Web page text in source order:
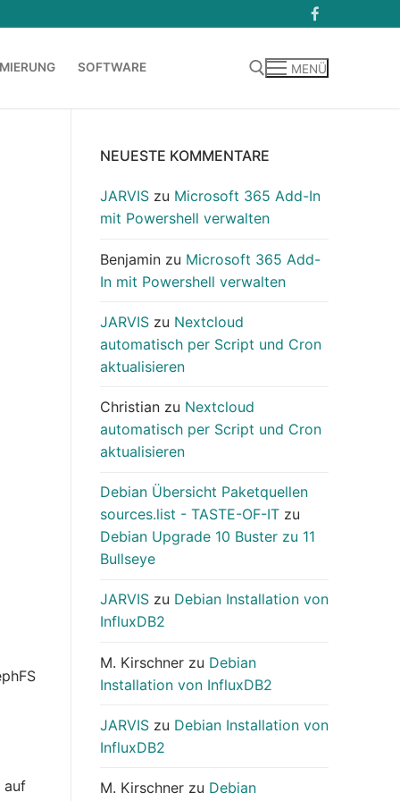
SOFTWARE MENÜ
auf
NEUESTE KOMMENTARE
JARVIS zu Microsoft 365 Add-In
mit Powershell verwalten
Benjamin zu Microsoft 365 Add-
In mit Powershell verwalten
JARVIS zu Nextcloud
automatisch per Script und Cron
aktualisieren
Christian zu Nextcloud
automatisch per Script und Cron
aktualisieren
Debian Übersicht Paketquellen
sources.list - TASTE-OF-IT zu
Debian Upgrade 10 Buster zu 11
Bullseye
JARVIS zu Debian Installation von
InfluxDB2
M. Kirschner zu Debian
Installation von InfluxDB2
JARVIS zu Debian Installation von
InfluxDB2
M. Kirschner zu Debian